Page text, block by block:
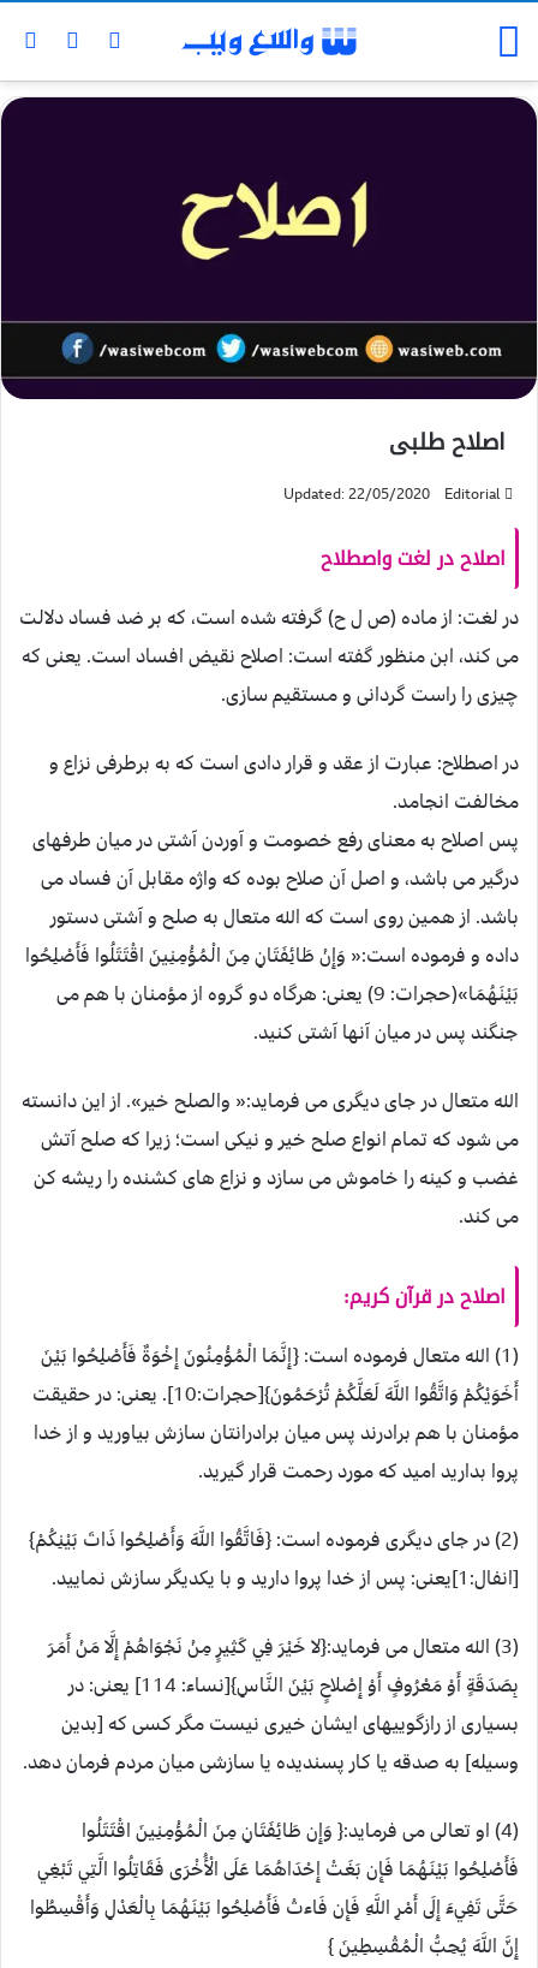
اصلاح طلبی
Editorial
Updated: 22/05/2020
اصلاح در لغت واصطلاح
در لغت: از ماده (ص ل ح) گرفته شده است، که بر ضد فساد دلالت
می کند، ابن منظور گفته است: اصلاح نقیض افساد است. یعنی که
چیزی را راست گردانی و مستقیم سازی.
در اصطلاح: عبارت از عقد و قرار دادی است که به برطرفی نزاع و
مخالفت انجامد.
پس اصلاح به معنای رفع خصومت و آوردن آشتی در میان طرفهای
درگیر می باشد، و اصل آن صلاح بوده که واژه مقابل آن فساد می
باشد. از همین روی است که الله متعال به صلح و آشتی دستور
داده و فرموده است:« وَإِنْ طَائِفَتَانِ مِنَ الْمُؤْمِنِينَ اقْتَتَلُوا فَأَصْلِحُوا
بَيْنَهُمَا»(حجرات: 9) یعنی: هرگاه دو گروه از مؤمنان با هم می
جنگند پس در میان آنها آشتی کنید.
الله متعال در جای دیگری می فرماید:« والصلح خیر». از این دانسته
می شود که تمام انواع صلح خیر و نیکی است؛ زیرا که صلح آتش
غضب و کینه را خاموش می سازد و نزاع های کشنده را ریشه کن
می کند.
اصلاح در قرآن کریم:
(1) الله متعال فرموده است: {إِنَّمَا الْمُؤْمِنُونَ إِخْوَةٌ فَأَصْلِحُوا بَيْنَ
أَخَوَيْكُمْ وَاتَّقُوا اللَّهَ لَعَلَّكُمْ تُرْحَمُونَ}[حجرات:10]. یعنی: در حقيقت
مؤمنان با هم برادرند پس ميان برادرانتان سازش بیاورید و از خدا
پروا بداريد اميد كه مورد رحمت قرار گيريد.
(2) در جای دیگری فرموده است: {فَاتَّقُوا اللَّهَ وَأَصْلِحُوا ذَاتَ بَيْنِكُمْ}
[انفال:1]یعنی: پس از خدا پروا داريد و با يكديگر سازش نماييد.
(3) الله متعال می فرماید:{لا خَيْرَ فِي كَثِيرٍ مِنْ نَجْوَاهُمْ إِلَّا مَنْ أَمَرَ
بِصَدَقَةٍ أَوْ مَعْرُوفٍ أَوْ إِصْلاحٍ بَيْنَ النَّاسِ}[نساء: 114] یعنی: در
بسيارى از رازگوييهاى ايشان خيرى نيست مگر كسى كه [بدين
وسيله] به صدقه يا كار پسنديده يا سازشى ميان مردم فرمان دهد.
(4) او تعالی می فرماید:{ وَإِن طَائِفَتَانِ مِنَ الْمُؤْمِنِينَ اقْتَتَلُوا
فَأَصْلِحُوا بَيْنَهُمَا فَإِن بَغَتْ إِحْدَاهُمَا عَلَى الْأُخْرَى فَقَاتِلُوا الَّتِي تَبْغِي
حَتَّى تَفِيءَ إِلَى أَمْرِ اللَّهِ فَإِن فَاءتْ فَأَصْلِحُوا بَيْنَهُمَا بِالْعَدْلِ وَأَقْسِطُوا
إِنَّ اللَّهَ يُحِبُّ الْمُقْسِطِينَ }